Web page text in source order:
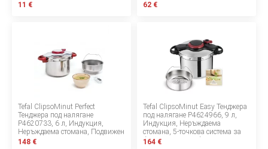
стомана
11 €
безопасност, Неръждаема
62 €
Tefal ClipsoMinut Perfect
Тенджера под налягане
P4620733, 6 л, Индукция,
Неръждаема стомана, Подвижен
таймер, 5 системи за
148 €
Tefal ClipsoMinut Easy Тенджера
под налягане P4624966, 9 л,
Индукция, Неръждаема
стомана, 5-точкова система за
безопасност, Сребърен
164 €